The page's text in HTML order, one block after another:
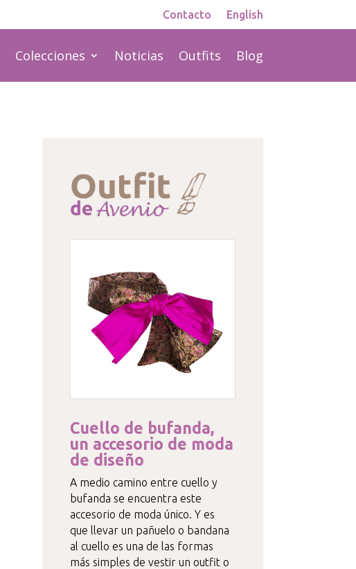
Contacto English
Colecciones Noticias Outfits Blog
Cuello de bufanda,
un accesorio de moda
de diseño
A medio camino entre cuello y
bufanda se encuentra este
accesorio de moda único. Y es
que llevar un pañuelo o bandana
al cuello es una de las formas
más simples de vestir un outfit o